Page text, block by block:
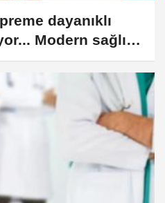
dayanıklı
Modern sağlık
atıldı